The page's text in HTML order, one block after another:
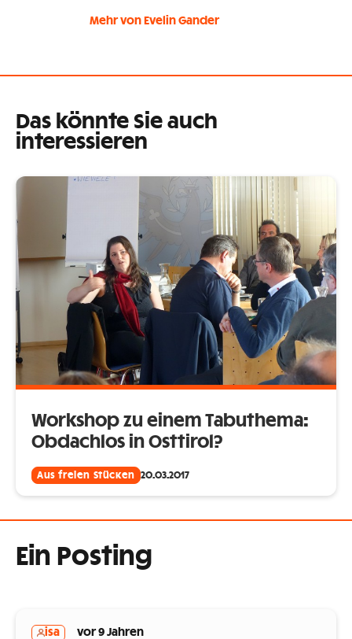
Mehr von Evelin Gander
Das könnte Sie auch
interessieren
Workshop zu einem Tabuthema:
Obdachlos in Osttirol?
Aus freien Stücken 20.03.2017
Ein Posting
isa vor 9 Jahren